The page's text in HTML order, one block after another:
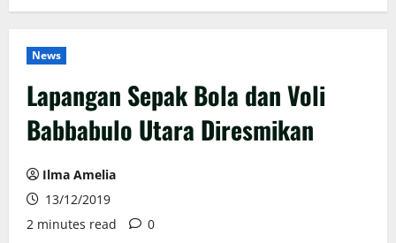
News
Lapangan Sepak Bola dan Voli
Babbabulo Utara Diresmikan
Ilma Amelia
13/12/2019
2 minutes read
0